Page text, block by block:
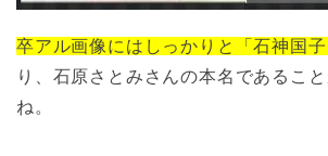
卒アル画像にはしっかりと「石神国子
り、石原さとみさんの本名であるこ
ね。